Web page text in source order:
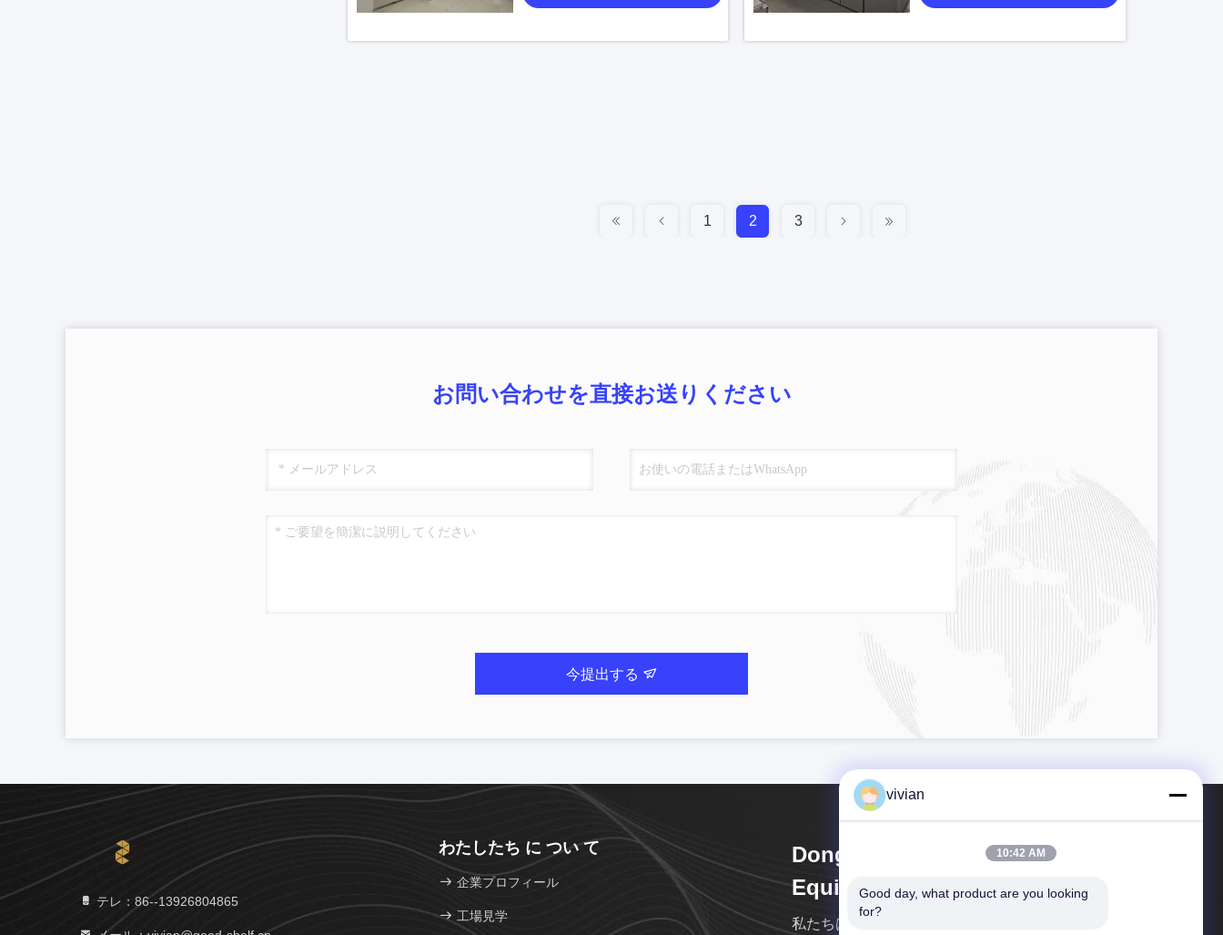
1 2 3
お問い合わせを直接お送りください
今提出する
テレ：86--13926804865
わたしたち に つい て
企業プロフィール
工場見学
Dongguan Zhijia Storage
Equipment Co.,Ltd.
私たちは専門的な倉庫と物流機器会社です.
vivian
10:42 AM
Good day, what product are you looking
for?